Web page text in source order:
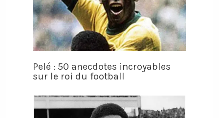
Pelé : 50 anecdotes incroyables
sur le roi du football